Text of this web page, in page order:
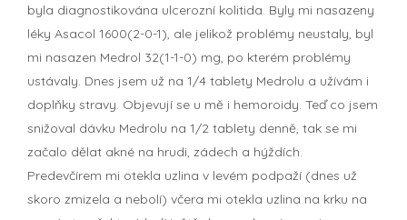
byla diagnostikována ulcerozní kolitida. Byly mi nasazeny
léky Asacol 1600(2-0-1), ale jelikož problémy neustaly, byl
mi nasazen Medrol 32(1-1-0) mg, po kterém problémy
ustávaly. Dnes jsem už na 1/4 tablety Medrolu a užívám i
doplňky stravy. Objevují se u mě i hemoroidy. Teď co jsem
snižoval dávku Medrolu na 1/2 tablety denně, tak se mi
začalo dělat akné na hrudi, zádech a hýždích.
Predevčírem mi otekla uzlina v levém podpaží (dnes už
skoro zmizela a nebolí) včera mi otekla uzlina na krku na